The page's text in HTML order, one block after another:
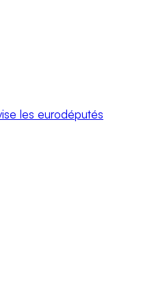
les eurodéputés